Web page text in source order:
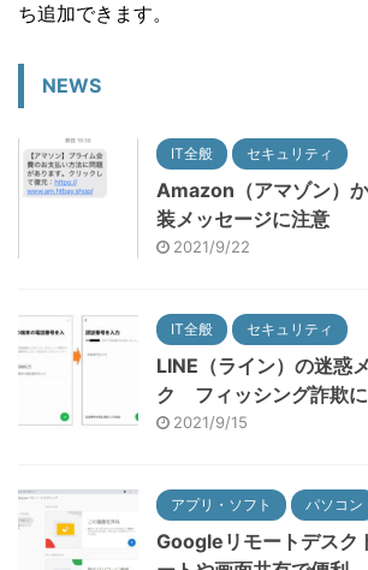
ち追加できます。
NEWS
IT全般 セキュリティ
Amazon（アマゾン）
装メッセージに注意
2021/9/22
IT全般 セキュリティ
LINE（ライン）の迷惑
ク フィッシング詐欺に
2021/9/15
アプリ・ソフト パソコン
Googleリモートデス